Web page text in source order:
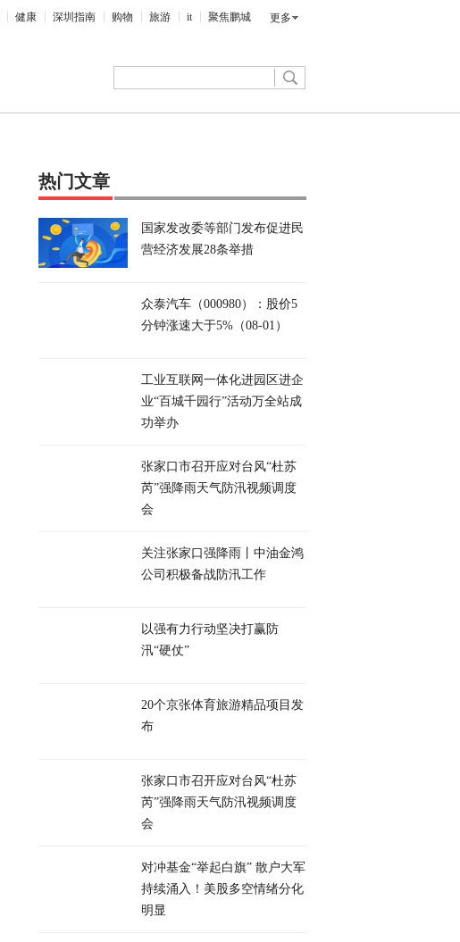
健康 深圳指南 购物 旅游 it 聚焦鹏城 更多
热门文章
国家发改委等部门发布促进民
营经济发展28条举措
众泰汽车（000980）：股价5
分钟涨速大于5%（08-01）
工业互联网一体化进园区进企
业“百城千园行”活动万全站成
功举办
张家口市召开应对台风“杜苏
芮”强降雨天气防汛视频调度
会
关注张家口强降雨丨中油金鸿
公司积极备战防汛工作
以强有力行动坚决打赢防
汛“硬仗”
20个京张体育旅游精品项目发
布
张家口市召开应对台风“杜苏
芮”强降雨天气防汛视频调度
会
对冲基金“举起白旗” 散户大军
持续涌入！美股多空情绪分化
明显